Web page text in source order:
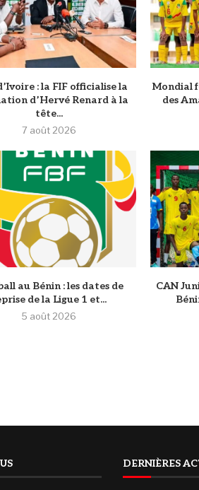
: la FIF officialise la
d’Hervé Renard à la
tête...
7 août 2026
Mondial
des
au Bénin : les dates de
de la Ligue 1 et...
5 août 2026
CAN
DERNIÈRES